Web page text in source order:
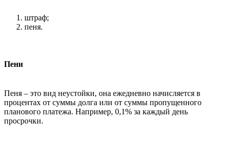
штраф;
пеня.
Пени
Пеня – это вид неустойки, она ежедневно начисляется в
процентах от суммы долга или от суммы пропущенного
планового платежа. Например, 0,1% за каждый день
просрочки.